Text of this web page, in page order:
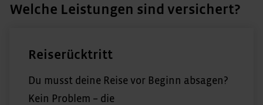
Welche Leistungen sind versichert?
Reiserücktritt
Du musst deine Reise vor Beginn absagen?
Kein Problem – die